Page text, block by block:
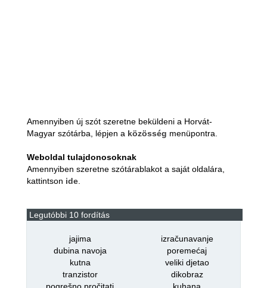
Amennyiben új szót szeretne beküldeni a Horvát-
Magyar szótárba, lépjen a közösség menüpontra.
Weboldal tulajdonosoknak
Amennyiben szeretne szótárablakot a saját oldalára,
kattintson ide.
Legutóbbi 10 fordítás
jajima
izračunavanje
dubina navoja
poremećaj
kutna
veliki djetao
tranzistor
dikobraz